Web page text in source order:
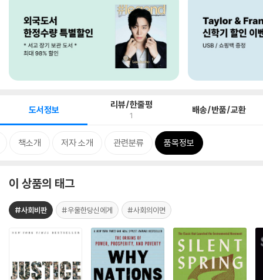
도서정보 리뷰/한줄평
1 배송/반품/교환
책소개 저자 소개 관련분류 품목정보
이 상품의 태그
#사회비판 #우울한당신에게 #사회의이면